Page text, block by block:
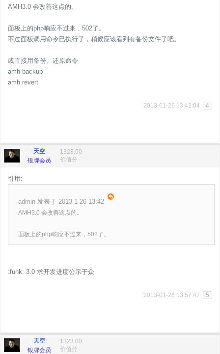
AMH3.0 会改善这点的。
面板上的php响应不过来，502了。
不过面板调用命令已执行了，稍候应该看到有备份文件了吧。
或直接用备份、还原命令
amh backup
amh revert
2013-01-26 13:42:04 4
天空
银牌会员
1323.00
价值分
引用:
admin 发表于 2013-1-26 13:42
AMH3.0 会改善这点的。
面板上的php响应不过来，502了。
:funk: 3.0 求开发进度公示于众
2013-01-26 13:57:47 5
天空
银牌会员
1323.00
价值分